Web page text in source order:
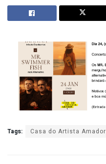
Tags: Casa do Artista Amador